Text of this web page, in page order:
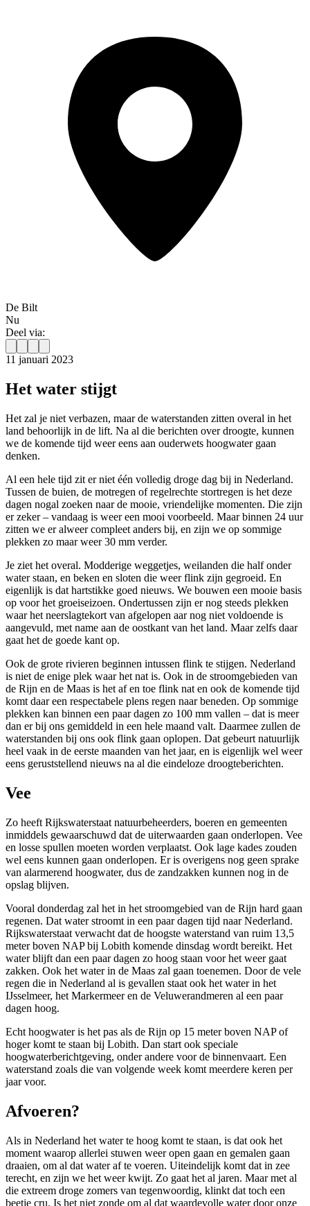
De Bilt
Nu
Deel via:
11 januari 2023
Het water stijgt
Het zal je niet verbazen, maar de waterstanden zitten overal in het
land behoorlijk in de lift. Na al die berichten over droogte, kunnen
we de komende tijd weer eens aan ouderwets hoogwater gaan
denken.
Al een hele tijd zit er niet één volledig droge dag bij in Nederland.
Tussen de buien, de motregen of regelrechte stortregen is het deze
dagen nogal zoeken naar de mooie, vriendelijke momenten. Die zijn
er zeker – vandaag is weer een mooi voorbeeld. Maar binnen 24 uur
zitten we er alweer compleet anders bij, en zijn we op sommige
plekken zo maar weer 30 mm verder.
Je ziet het overal. Modderige weggetjes, weilanden die half onder
water staan, en beken en sloten die weer flink zijn gegroeid. En
eigenlijk is dat hartstikke goed nieuws. We bouwen een mooie basis
op voor het groeiseizoen. Ondertussen zijn er nog steeds plekken
waar het neerslagtekort van afgelopen aar nog niet voldoende is
aangevuld, met name aan de oostkant van het land. Maar zelfs daar
gaat het de goede kant op.
Ook de grote rivieren beginnen intussen flink te stijgen. Nederland
is niet de enige plek waar het nat is. Ook in de stroomgebieden van
de Rijn en de Maas is het af en toe flink nat en ook de komende tijd
komt daar een respectabele plens regen naar beneden. Op sommige
plekken kan binnen een paar dagen zo 100 mm vallen – dat is meer
dan er bij ons gemiddeld in een hele maand valt. Daarmee zullen de
waterstanden bij ons ook flink gaan oplopen. Dat gebeurt natuurlijk
heel vaak in de eerste maanden van het jaar, en is eigenlijk wel weer
eens geruststellend nieuws na al die eindeloze droogteberichten.
Vee
Zo heeft Rijkswaterstaat natuurbeheerders, boeren en gemeenten
inmiddels gewaarschuwd dat de uiterwaarden gaan onderlopen. Vee
en losse spullen moeten worden verplaatst. Ook lage kades zouden
wel eens kunnen gaan onderlopen. Er is overigens nog geen sprake
van alarmerend hoogwater, dus de zandzakken kunnen nog in de
opslag blijven.
Vooral donderdag zal het in het stroomgebied van de Rijn hard gaan
regenen. Dat water stroomt in een paar dagen tijd naar Nederland.
Rijkswaterstaat verwacht dat de hoogste waterstand van ruim 13,5
meter boven NAP bij Lobith komende dinsdag wordt bereikt. Het
water blijft dan een paar dagen zo hoog staan voor het weer gaat
zakken. Ook het water in de Maas zal gaan toenemen. Door de vele
regen die in Nederland al is gevallen staat ook het water in het
IJsselmeer, het Markermeer en de Veluwerandmeren al een paar
dagen hoog.
Echt hoogwater is het pas als de Rijn op 15 meter boven NAP of
hoger komt te staan bij Lobith. Dan start ook speciale
hoogwaterberichtgeving, onder andere voor de binnenvaart. Een
waterstand zoals die van volgende week komt meerdere keren per
jaar voor.
Afvoeren?
Als in Nederland het water te hoog komt te staan, is dat ook het
moment waarop allerlei stuwen weer open gaan en gemalen gaan
draaien, om al dat water af te voeren. Uiteindelijk komt dat in zee
terecht, en zijn we het weer kwijt. Zo gaat het al jaren. Maar met al
die extreem droge zomers van tegenwoordig, klinkt dat toch een
beetje cru. Is het niet zonde om al dat waardevolle water door onze